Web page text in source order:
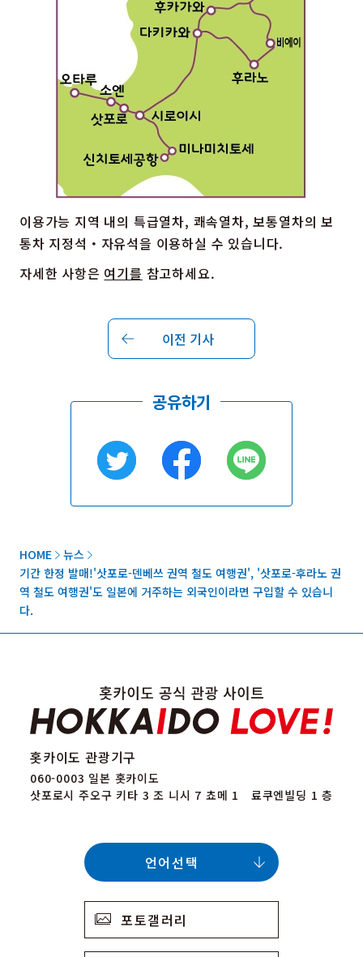
HOME
뉴스
기간 한정 발매!'삿포로-덴베쓰 권역 철도 여행권', '삿포로-후라노 권
역 철도 여행권'도 일본에 거주하는 외국인이라면 구입할 수 있습니
다.
이용가능 지역 내의 특급열차, 쾌속열차, 보통열차의 보
통차 지정석・자유석을 이용하실 수 있습니다.
자세한 사항은 여기를 참고하세요.
이전 기사
공유하기
홋카이도 관광기구
060-0003 일본 홋카이도
삿포로시 주오구 키타 3 조 니시 7 쵸메 1 료쿠엔빌딩 1 층
포토갤러리
언어선택